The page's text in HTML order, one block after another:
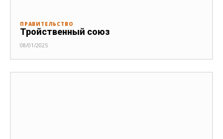
ПРАВИТЕЛЬСТВО
Тройственный союз
08/01/2025